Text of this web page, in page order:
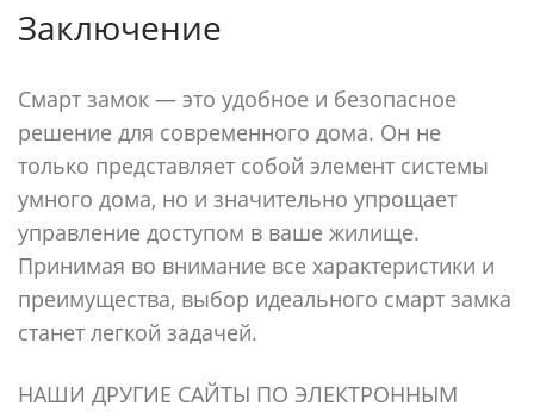
Заключение
Смарт замок — это удобное и безопасное
решение для современного дома. Он не
только представляет собой элемент системы
умного дома, но и значительно упрощает
управление доступом в ваше жилище.
Принимая во внимание все характеристики и
преимущества, выбор идеального смарт замка
станет легкой задачей.
НАШИ ДРУГИЕ САЙТЫ ПО ЭЛЕКТРОННЫМ